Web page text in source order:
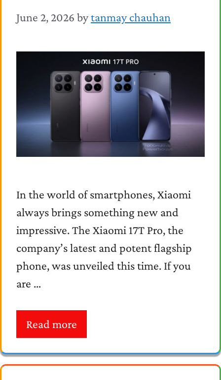
June 2, 2026 bytanmay chauhan
In the world of smartphones, Xiaomi
always brings something new and
impressive. The Xiaomi 17T Pro, the
company’s latest and potent flagship
phone, was unveiled this time. If you
are …
Read more